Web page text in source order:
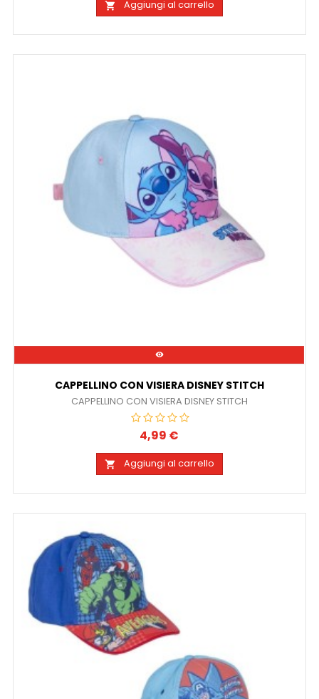
 Aggiungi al carrello

CAPPELLINO CON VISIERA DISNEY STITCH
CAPPELLINO CON VISIERA DISNEY STITCH
Prezzo
4,99 €
 Aggiungi al carrello